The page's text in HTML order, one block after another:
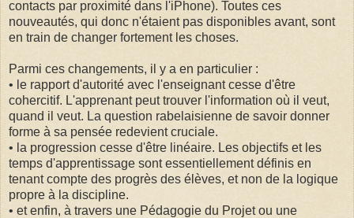
contacts par proximité dans l'iPhone). Toutes ces
nouveautés, qui donc n'étaient pas disponibles avant, sont
en train de changer fortement les choses.
Parmi ces changements, il y a en particulier :
• le rapport d'autorité avec l'enseignant cesse d'être
cohercitif. L'apprenant peut trouver l'information où il veut,
quand il veut. La question rabelaisienne de savoir donner
forme à sa pensée redevient cruciale.
• la progression cesse d'être linéaire. Les objectifs et les
temps d'apprentissage sont essentiellement définis en
tenant compte des progrès des élèves, et non de la logique
propre à la discipline.
• et enfin, à travers une Pédagogie du Projet ou une